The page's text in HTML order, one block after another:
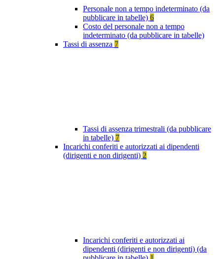
Personale non a tempo indeterminato (da
pubblicare in tabelle) 6
Costo del personale non a tempo
indeterminato (da pubblicare in tabelle)
Tassi di assenza 7
Tassi di assenza trimestrali (da pubblicare
in tabelle) 7
Incarichi conferiti e autorizzati ai dipendenti
(dirigenti e non dirigenti) 2
Incarichi conferiti e autorizzati ai
dipendenti (dirigenti e non dirigenti) (da